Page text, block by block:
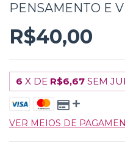
PENSAMENTO E
R$40,00
6 X DE R$6,67 SEM
VER MEIOS DE